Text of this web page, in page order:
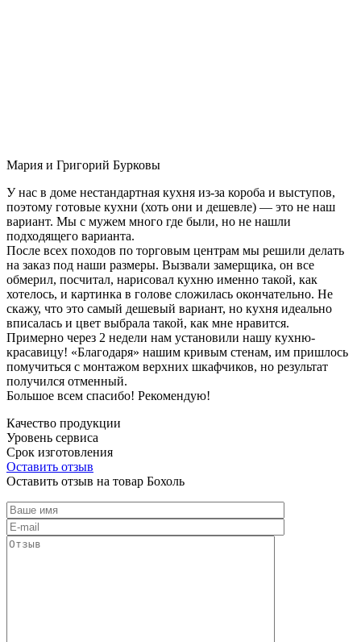
Мария и Григорий Бурковы
У нас в доме нестандартная кухня из-за короба и выступов,
поэтому готовые кухни (хоть они и дешевле) — это не наш
вариант. Мы с мужем много где были, но не нашли
подходящего варианта.
После всех походов по торговым центрам мы решили делать
на заказ под наши размеры. Вызвали замерщика, он все
обмерил, посчитал, нарисовал кухню именно такой, как
хотелось, и картинка в голове сложилась окончательно. Не
скажу, что это самый дешевый вариант, но кухня идеально
вписалась и цвет выбрала такой, как мне нравится.
Примерно через 2 недели нам установили нашу кухню-
красавицу! «Благодаря» нашим кривым стенам, им пришлось
помучиться с монтажом верхних шкафчиков, но результат
получился отменный.
Большое всем спасибо! Рекомендую!
Качество продукции
Уровень сервиса
Срок изготовления
Оставить отзыв
Оставить отзыв на товар Бохоль